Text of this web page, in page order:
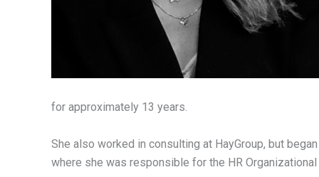
for approximately 13 years.
She also worked in consulting at HayGroup, but
where she was responsible for the HR Organizational